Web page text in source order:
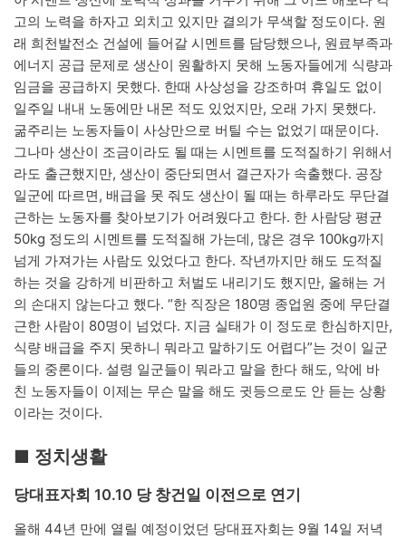
고의 노력을 하자고 외치고 있지만 결의가 무색할 정도이다. 원
래 희천발전소 건설에 들어갈 시멘트를 담당했으나, 원료부족과
에너지 공급 문제로 생산이 원활하지 못해 노동자들에게 식량과
임금을 공급하지 못했다. 한때 사상성을 강조하며 휴일도 없이
일주일 내내 노동에만 내몬 적도 있었지만, 오래 가지 못했다.
굶주리는 노동자들이 사상만으로 버틸 수는 없었기 때문이다.
그나마 생산이 조금이라도 될 때는 시멘트를 도적질하기 위해서
라도 출근했지만, 생산이 중단되면서 결근자가 속출했다. 공장
일군에 따르면, 배급을 못 줘도 생산이 될 때는 하루라도 무단결
근하는 노동자를 찾아보기가 어려웠다고 한다. 한 사람당 평균
50kg 정도의 시멘트를 도적질해 가는데, 많은 경우 100kg까지
넘게 가져가는 사람도 있었다고 한다. 작년까지만 해도 도적질
하는 것을 강하게 비판하고 처벌도 내리기도 했지만, 올해는 거
의 손대지 않는다고 했다. “한 직장은 180명 종업원 중에 무단결
근한 사람이 80명이 넘었다. 지금 실태가 이 정도로 한심하지만,
식량 배급을 주지 못하니 뭐라고 말하기도 어렵다”는 것이 일군
들의 중론이다. 설령 일군들이 뭐라고 말을 한다 해도, 악에 바
친 노동자들이 이제는 무슨 말을 해도 귓등으로도 안 듣는 상황
이라는 것이다.
■ 정치생활
당대표자회 10.10 당 창건일 이전으로 연기
올해 44년 만에 열릴 예정이었던 당대표자회는 9월 14일 저녁